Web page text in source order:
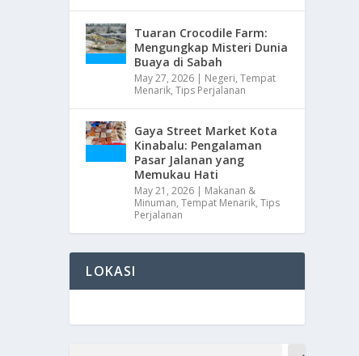
Tuaran Crocodile Farm:
Mengungkap Misteri Dunia
Buaya di Sabah
May 27, 2026 | Negeri,Tempat
Menarik,Tips Perjalanan
Gaya Street Market Kota
Kinabalu: Pengalaman
Pasar Jalanan yang
Memukau Hati
May 21, 2026 | Makanan &
Minuman,Tempat Menarik,Tips
Perjalanan
LOKASI